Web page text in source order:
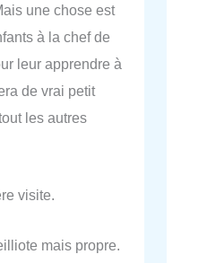
une chose est
à la chef de
leur apprendre à
de vrai petit
les autres
visite.
mais propre.